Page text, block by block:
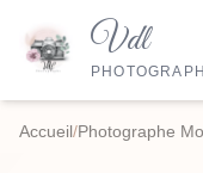
Vdl
Accueil/Photographe